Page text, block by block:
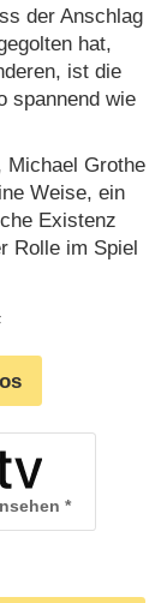
der Anschlag
hat,
ist die
spannend wie
Michael Grothe
Weise, ein
Existenz
Rolle im Spiel